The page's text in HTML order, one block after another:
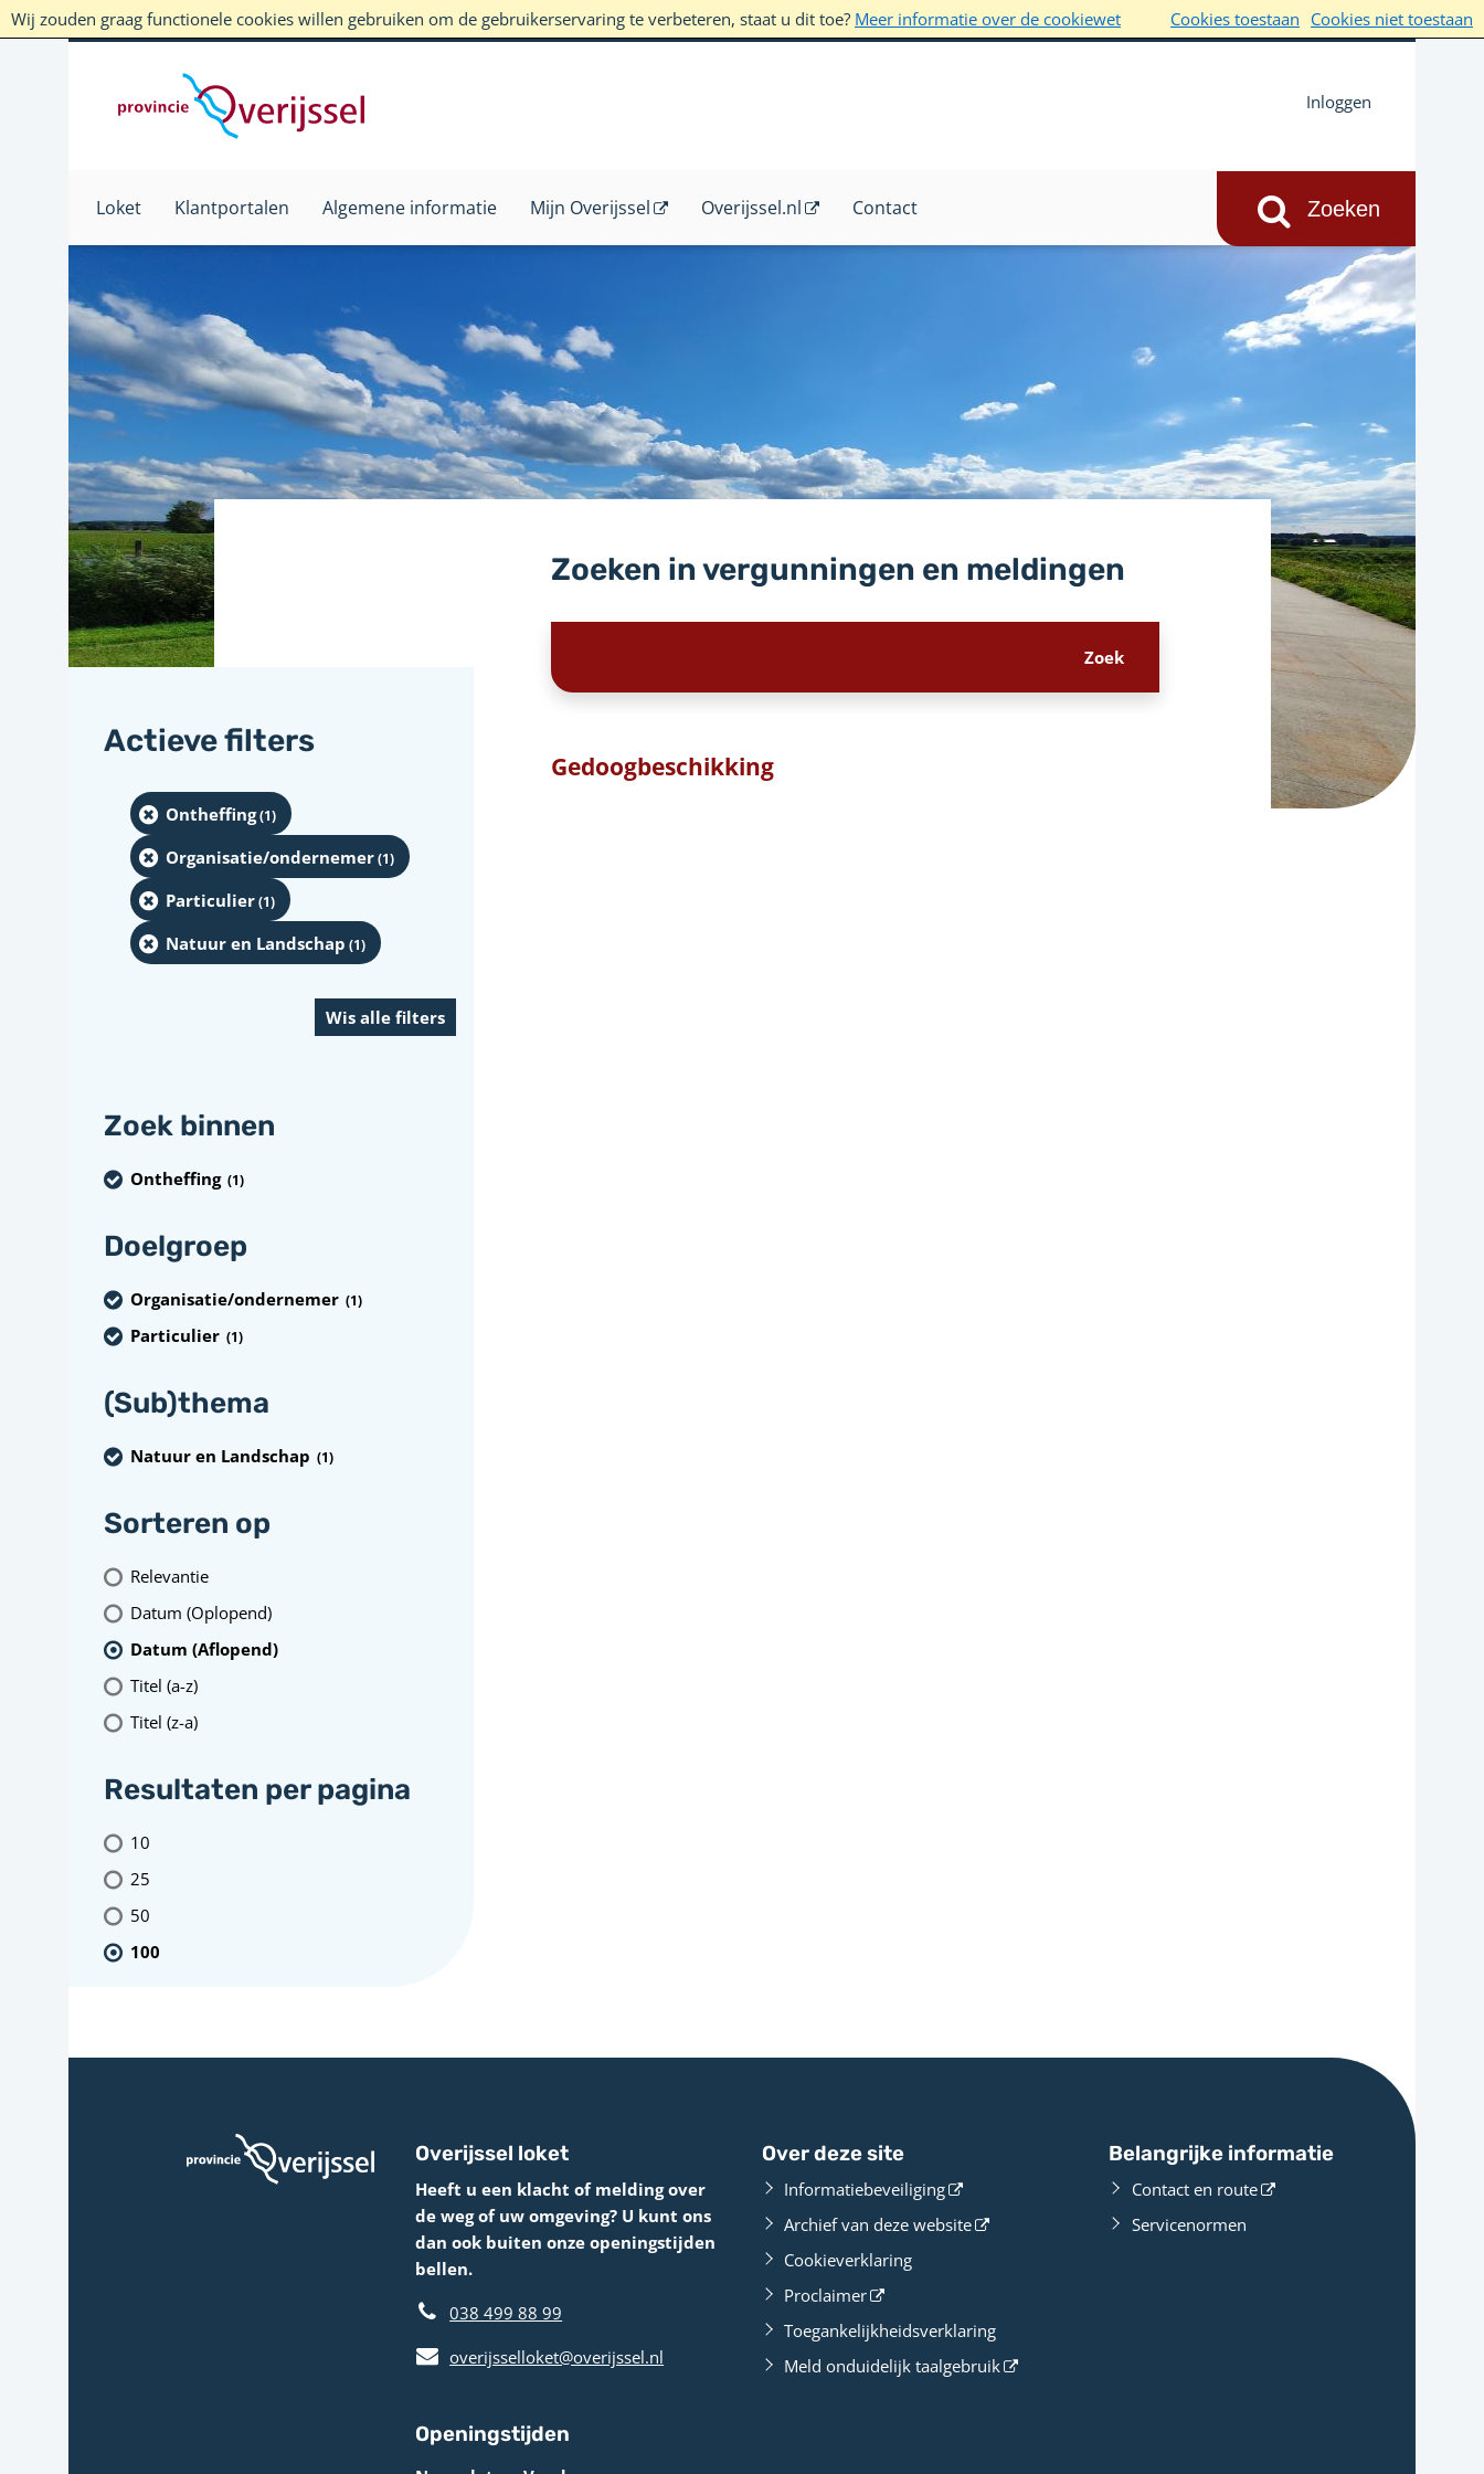
Wij zouden graag functionele cookies willen gebruiken om de gebruikerservaring te verbeteren, staat u dit toe? Meer informatie over de cookiewet Cookies toestaan Cookies niet toestaan
Inloggen
Loket Klantportalen Algemene informatie Mijn Overijssel Overijssel.nl Contact
Zoeken in vergunningen en meldingen
Gedoogbeschikking
Actieve filters
Ontheffing(1)
Organisatie/ondernemer(1)
Particulier(1)
Natuur en Landschap (1)
Zoek binnen
Ontheffing (1)
Doelgroep
Organisatie/ondernemer (1)
Particulier (1)
(Sub)thema
Natuur en Landschap (1)
Sorteren op
Relevantie
Datum (Oplopend)
Datum (Aflopend)
Titel (a-z)
Titel (z-a)
Resultaten per pagina
10
25
50
100
Overijssel loket
Heeft u een klacht of melding over
de weg of uw omgeving? U kunt ons
dan ook buiten onze openingstijden
bellen.
038 499 88 99
overijsselloket@overijssel.nl
Openingstijden
Over deze site
Informatiebeveiliging
Archief van deze website
Cookieverklaring
Proclaimer
Toegankelijkheidsverklaring
Meld onduidelijk taalgebruik
Belangrijke informatie
Contact en route
Servicenormen